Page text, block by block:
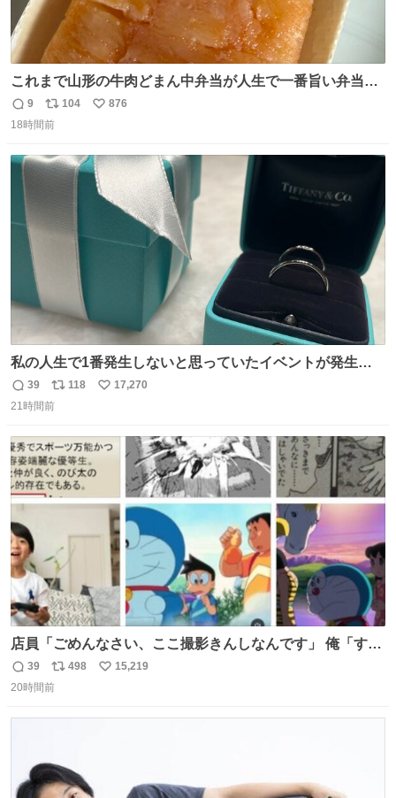
これまで山形の牛肉どまん中弁当が人生で一番旨い弁当だ
ったのだが、それを遥かに超える弁当発見。 個人的に駅弁
＆空弁ランキングぶっち切りで首位を独走しているお弁当
れてるクルーの方は駅での購入が断然オススメです👍 #え
んがわ明太寿司
返
信
9
リ
ポ
ト
104
い
数
876
18時間前
私の人生で1番発生しないと思っていたイベントが発生し
ました
返
信
39
リ
ポ
ト
数
118
い
数
17,270
21時間前
店員「ごめんなさい、ここ撮影きんしなんです」 俺「すみ
ません！すぐ消します」 店員「念のためフォルダから消し
返
信
39
リ
ポ
498
い
15,219
20時間前